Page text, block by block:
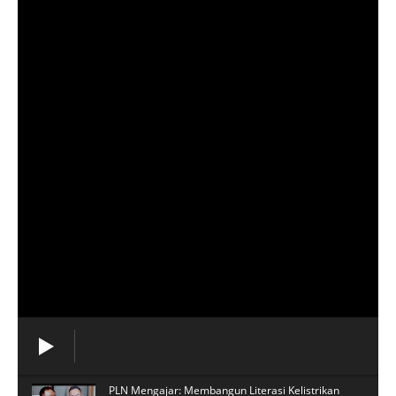
PLN Mengajar: Membangun Literasi Kelistrikan